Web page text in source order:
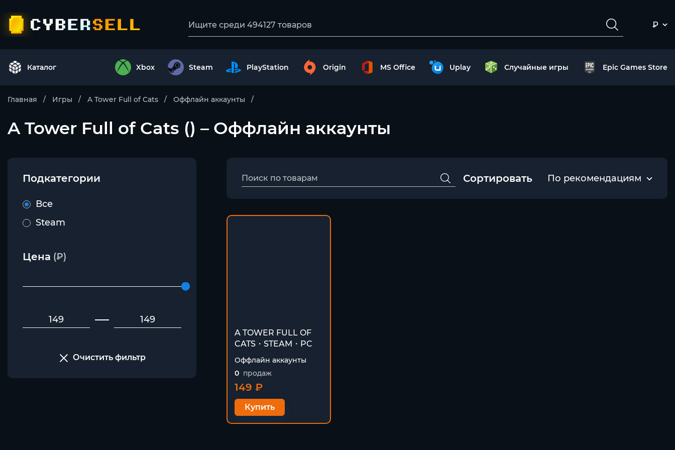
₽
Каталог Xbox Steam PlayStation Origin MS Office Uplay Случайные игры Epic Games Store
Главная Игры A Tower Full of Cats Оффлайн аккаунты
A Tower Full of Cats () – Оффлайн аккаунты
Подкатегории
Все
Steam
Цена (₽)
Очистить фильтр
Сортировать По рекомендациям
A TOWER FULL OF
CATS・STEAM・PC
Оффлайн аккаунты
0 продаж
149 ₽
Купить